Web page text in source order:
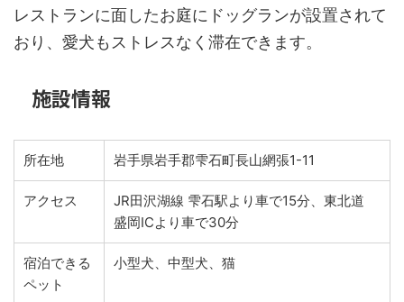
レストランに面したお庭にドッグランが設置されて
おり、愛犬もストレスなく滞在できます。
施設情報
所在地 岩手県岩手郡雫石町長山網張1-11
アクセス
JR田沢湖線 雫石駅より車で15分、東北道
盛岡ICより車で30分
宿泊できる
ペット
小型犬、中型犬、猫